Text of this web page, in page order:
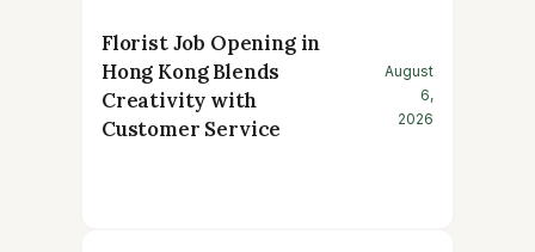
Florist Job Opening in
Hong Kong Blends
Creativity with
Customer Service
August
6,
2026